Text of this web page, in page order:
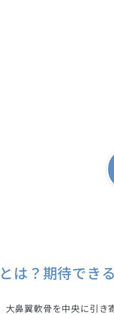
は？期待でき
大鼻翼軟骨を中央に引き